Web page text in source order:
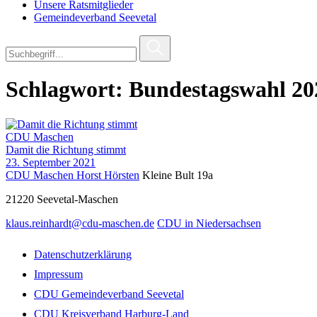
Unsere Ratsmitglieder
Gemeindeverband Seevetal
Schlagwort: Bundestagswahl
CDU Maschen
Damit die Richtung stimmt
23. September 2021
CDU Maschen Horst Hörsten Kleine Bult 19a
21220 Seevetal-Maschen
klaus.reinhardt@cdu-maschen.de CDU in Niedersachsen
Datenschutzerklärung
Impressum
CDU Gemeindeverband Seevetal
CDU Kreisverband Harburg-Land